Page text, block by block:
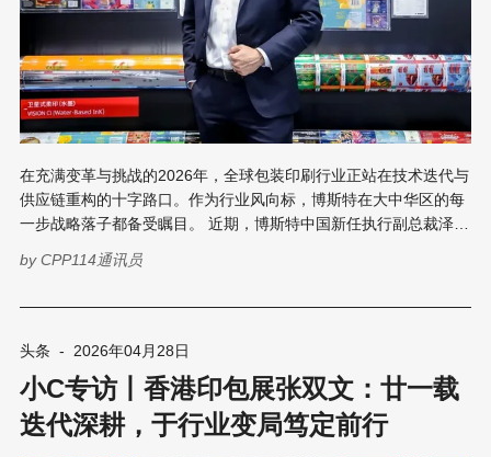
在充满变革与挑战的2026年，全球包装印刷行业正站在技术迭代与
供应链重构的十字路口。作为行业风向标，博斯特在大中华区的每
一步战略落子都备受瞩目。 近期，博斯特中国新任执行副总裁泽瑞
仅是对中国市场的雄心，更有一种植根于本土的、带有温度的战略
了中国市场的战略意义：“中国远不止是一个关键市场，它是全球创
中国，为中国”战略绝非一句被动的口号，而是一份主动的承诺。他
强调，这份承诺的核心在于“本地化赋能——投资于本土人才、本地
化决策和专业化能力”。 他对中国市场的长期战略地位充满了坚定
byCPP114通讯员
头条 - 2026年04月28日
小C专访丨香港印包展张双文：廿一载
迭代深耕，于行业变局笃定前行